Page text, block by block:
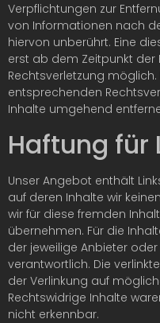
Verpflichtungen zur
von Informationen nach
hiervon unberührt. Eine
erst ab dem Zeitpunkt der
Rechtsverletzung
entsprechenden
Inhalte umgehend
Haftung für
Unser Angebot enthält
auf deren Inhalte wir
wir für diese fremden
übernehmen. Für die
der jeweilige Anbieter
verantwortlich. Die
der Verlinkung auf
Rechtswidrige Inhalte
nicht erkennbar.